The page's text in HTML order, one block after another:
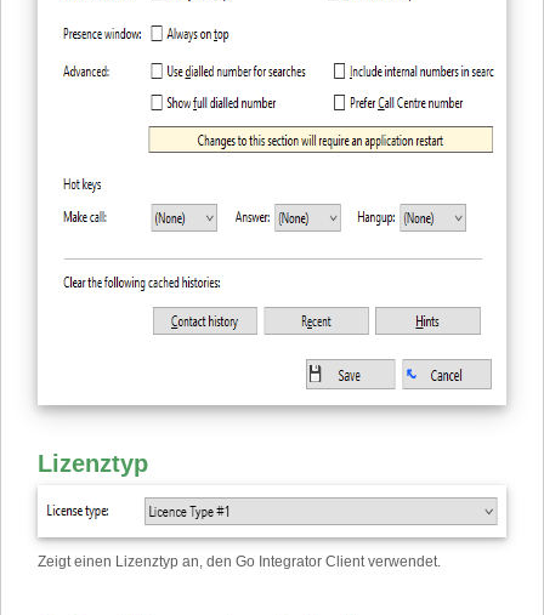
Lizenztyp
Zeigt einen Lizenztyp an, den Go Integrator Client verwendet.